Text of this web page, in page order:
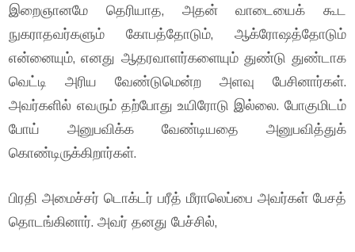
இறைஞானமே தெரியாத, அதன் வாடையைக் கூட
நுகராதவர்களும் கோபத்தோடும், ஆக்ரோஷத்தோடும்
என்னையும், எனது ஆதரவாளர்களையும் துண்டு துண்டாக
வெட்டி அரிய வேண்டுமென்ற அளவு பேசினார்கள்.
அவர்களில் எவரும் தற்போது உயிரோடு இல்லை. போகுமிடம்
போய் அனுபவிக்க வேண்டியதை அனுபவித்துக்
கொண்டிருக்கிறார்கள்.
பிரதி அமைச்சர் டொக்டர் பரீத் மீராலெப்பை அவர்கள் பேசத்
தொடங்கினார். அவர் தனது பேச்சில்,